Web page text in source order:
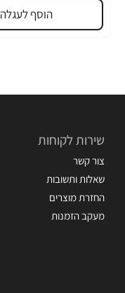
הוסף לעגלה
שירות לקוחות
צור קשר
שאלות ותשובות
החזרת מוצרים
מעקב הזמנות